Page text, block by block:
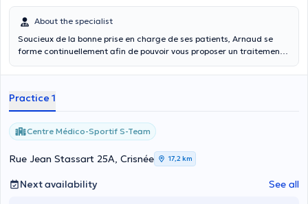
About the specialist
Soucieux de la bonne prise en charge de ses patients, Arnaud se
forme continuellement afin de pouvoir vous proposer un traitement
bienveillance et vous encouragera a être acteur de votre
Practice 1
Centre Médico-Sportif S-Team
Rue Jean Stassart 25A, Crisnée 17,2 km
Next availability See all